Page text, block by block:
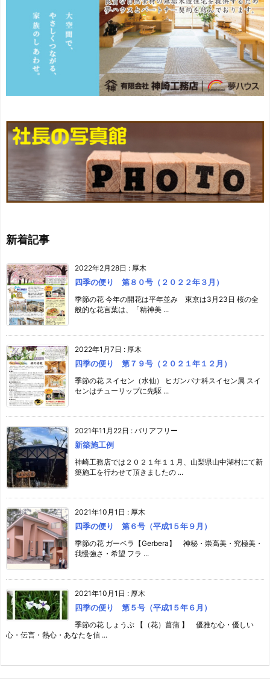
新着記事
2022年2月28日 : 厚木
四季の便り 第８０号（２０２２年３月）
季節の花 今年の開花は平年並み 東京は3月23日 桜の全
般的な花言葉は、「精神美 ...
2022年1月7日 : 厚木
四季の便り 第７９号（２０２１年１２月）
季節の花 スイセン（水仙） ヒガンバナ科スイセン属 スイ
センはチューリップに先駆 ...
2021年11月22日 : バリアフリー
新築施工例
神崎工務店では２０２１年１１月、山梨県山中湖村にて新
築施工を行わせて頂きましたの ...
2021年10月1日 : 厚木
四季の便り 第６号（平成1５年９月）
季節の花 ガーベラ【Gerbera】 神秘・崇高美・究極美・
我慢強さ・希望 フラ ...
2021年10月1日 : 厚木
四季の便り 第５号（平成1５年６月）
季節の花 しょうぷ 【（花）菖蒲 】 優雅な心・優しい
心・伝言・熱心・あなたを信 ...